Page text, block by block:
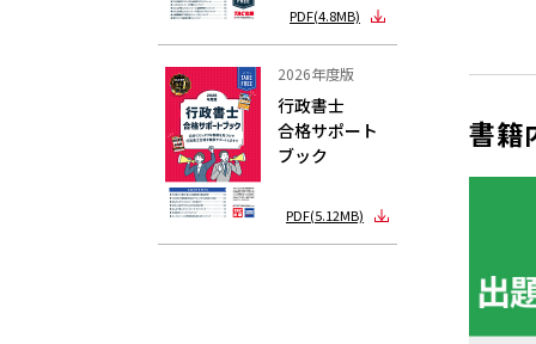
PDF(4.8MB)
2026年度版
行政書士
合格サポート
ブック
PDF(5.12MB)
書籍